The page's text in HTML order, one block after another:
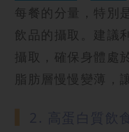
每餐的分量，特別
飲品的攝取。建議
攝取，確保身體處
脂肪層慢慢變薄，